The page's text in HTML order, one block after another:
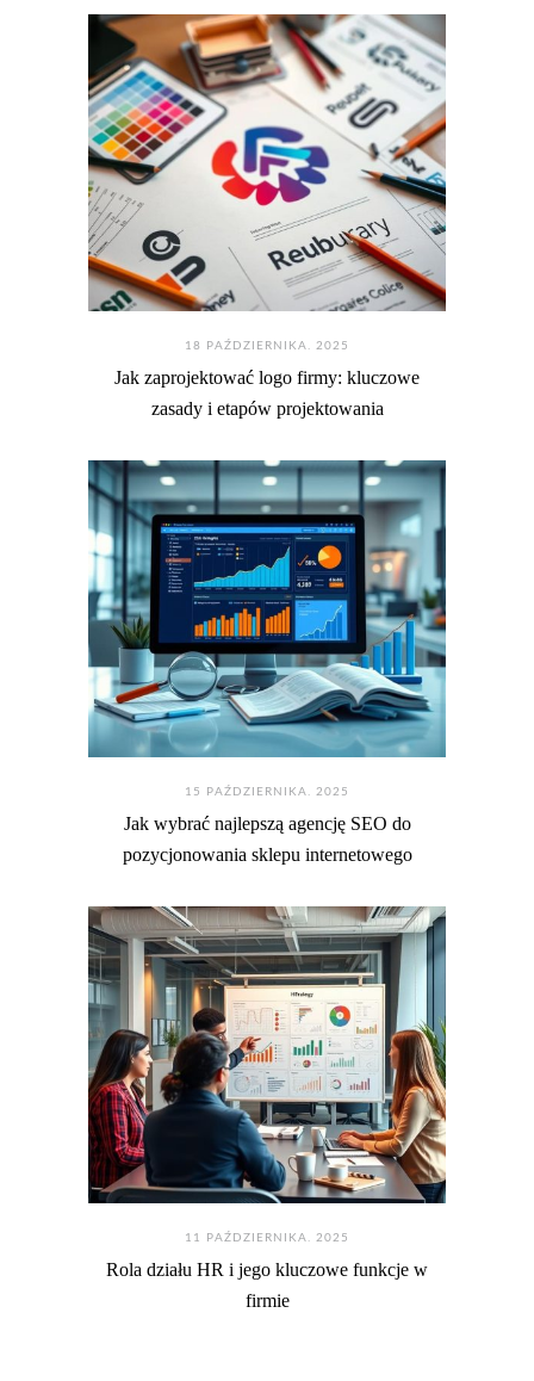
18 PAŹDZIERNIKA. 2025
Jak zaprojektować logo firmy: kluczowe
zasady i etapów projektowania
15 PAŹDZIERNIKA. 2025
Jak wybrać najlepszą agencję SEO do
pozycjonowania sklepu internetowego
11 PAŹDZIERNIKA. 2025
Rola działu HR i jego kluczowe funkcje w
firmie